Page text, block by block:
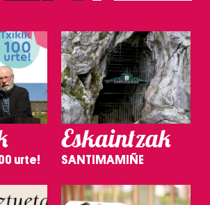
urte!
Eskaintzak
SANTIMAMIÑE